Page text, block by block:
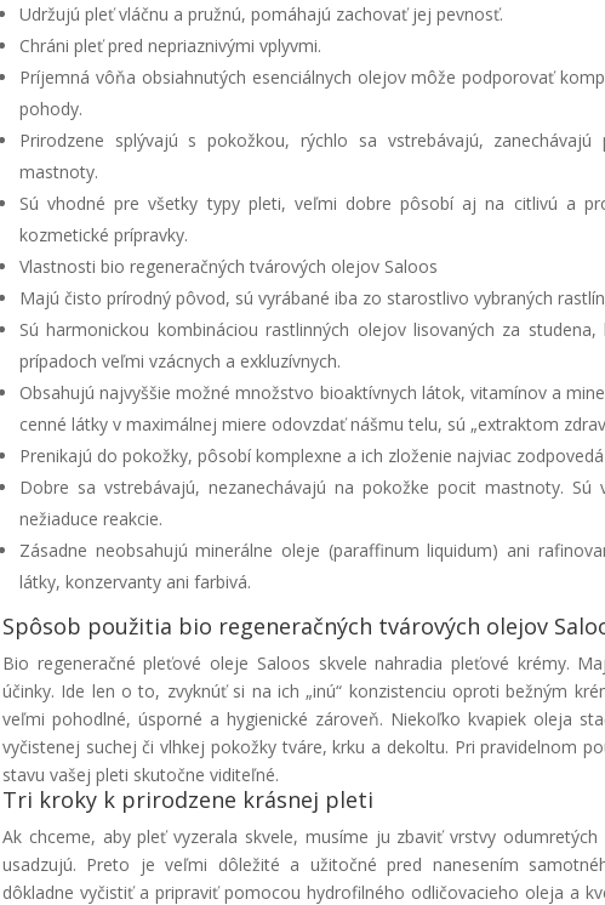
Udržujú pleť vláčnu a pružnú, pomáhajú zachovať jej pevnosť.
Chráni pleť pred nepriaznivými vplyvmi.
Príjemná vôňa obsiahnutých esenciálnych olejov môže podporovať
pohody.
Prirodzene splývajú s pokožkou, rýchlo sa vstrebávajú,
mastnoty.
Sú vhodné pre všetky typy pleti, veľmi dobre pôsobí aj na citlivú a
kozmetické prípravky.
Vlastnosti bio regeneračných tvárových olejov Saloos
Majú čisto prírodný pôvod, sú vyrábané iba zo starostlivo vybraných
Sú harmonickou kombináciou rastlinných olejov lisovaných za
prípadoch veľmi vzácnych a exkluzívnych.
Obsahujú najvyššie možné množstvo bioaktívnych látok, vitamínov a
cenné látky v maximálnej miere odovzdať nášmu telu, sú „extraktom
Prenikajú do pokožky, pôsobí komplexne a ich zloženie najviac
Dobre sa vstrebávajú, nezanechávajú na pokožke pocit mastnoty.
nežiaduce reakcie.
Zásadne neobsahujú minerálne oleje (paraffinum liquidum) ani
látky, konzervanty ani farbivá.
Spôsob použitia bio regeneračných tvárových olejov
Bio regeneračné pleťové oleje Saloos skvele nahradia pleťové krémy.
účinky. Ide len o to, zvyknúť si na ich „inú“ konzistenciu oproti bežným
veľmi pohodlné, úsporné a hygienické zároveň. Niekoľko kvapiek oleja
vyčistenej suchej či vlhkej pokožky tváre, krku a dekoltu. Pri pravidelnom
stavu vašej pleti skutočne viditeľné.
Tri kroky k prirodzene krásnej pleti
Ak chceme, aby pleť vyzerala skvele, musíme ju zbaviť vrstvy
usadzujú. Preto je veľmi dôležité a užitočné pred nanesením
dôkladne vyčistiť a pripraviť pomocou hydrofilného odličovacieho oleja a